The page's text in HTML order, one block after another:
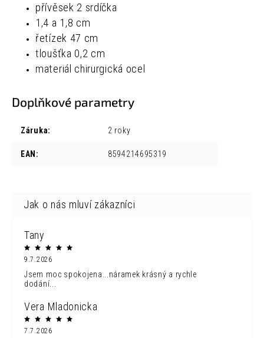
přívěsek 2 srdíčka
1,4 a 1,8 cm
řetízek 47 cm
tloušťka 0,2 cm
materiál chirurgická ocel
Doplňkové parametry
Záruka: 2 roky
EAN : 8594214695319
Tany
9.7.2026
Jsem moc spokojena...náramek krásný a rychle
dodání...
Vera Mladonicka
7.7.2026